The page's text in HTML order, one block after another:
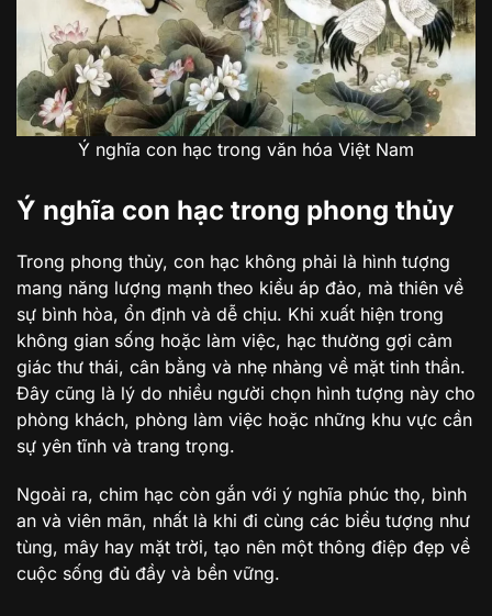
Ý nghĩa con hạc trong văn hóa Việt Nam
Ý nghĩa con hạc trong phong thủy
Trong phong thủy, con hạc không phải là hình tượng
mang năng lượng mạnh theo kiểu áp đảo, mà thiên về
sự bình hòa, ổn định và dễ chịu. Khi xuất hiện trong
không gian sống hoặc làm việc, hạc thường gợi cảm
giác thư thái, cân bằng và nhẹ nhàng về mặt tinh thần.
Đây cũng là lý do nhiều người chọn hình tượng này cho
phòng khách, phòng làm việc hoặc những khu vực cần
sự yên tĩnh và trang trọng.
Ngoài ra, chim hạc còn gắn với ý nghĩa phúc thọ, bình
an và viên mãn, nhất là khi đi cùng các biểu tượng như
tùng, mây hay mặt trời, tạo nên một thông điệp đẹp về
cuộc sống đủ đầy và bền vững.